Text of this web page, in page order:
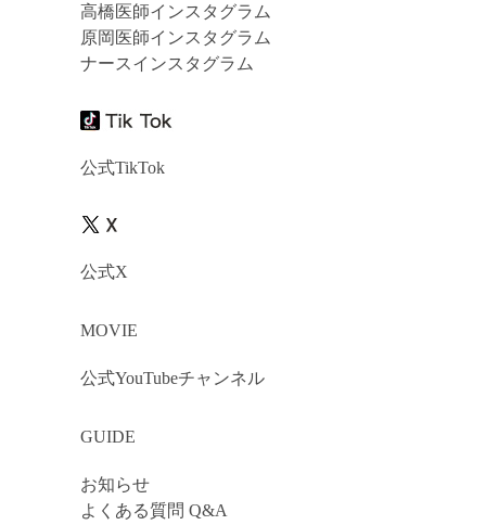
高橋医師インスタグラム
原岡医師インスタグラム
ナースインスタグラム
公式TikTok
公式X
MOVIE
公式YouTubeチャンネル
GUIDE
お知らせ
よくある質問 Q&A